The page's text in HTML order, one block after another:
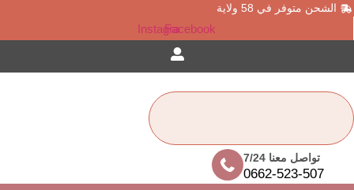
متوفر في 58 ولاية
Facebook
Instagram
تواصل معنا 7/24
0662-523-507